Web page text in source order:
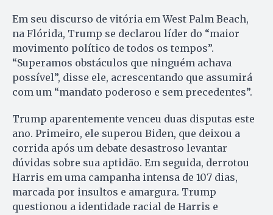
Em seu discurso de vitória em West Palm Beach,
na Flórida, Trump se declarou líder do “maior
movimento político de todos os tempos”.
“Superamos obstáculos que ninguém achava
possível”, disse ele, acrescentando que assumirá
com um “mandato poderoso e sem precedentes”.
Trump aparentemente venceu duas disputas este
ano. Primeiro, ele superou Biden, que deixou a
corrida após um debate desastroso levantar
dúvidas sobre sua aptidão. Em seguida, derrotou
Harris em uma campanha intensa de 107 dias,
marcada por insultos e amargura. Trump
questionou a identidade racial de Harris e